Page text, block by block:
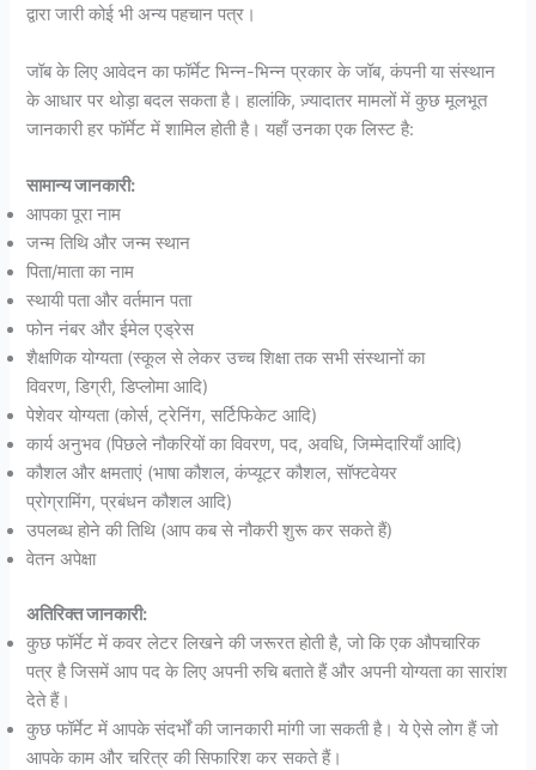
द्वारा जारी कोई भी अन्य पहचान पत्र।
जॉब के लिए आवेदन का फॉर्मेट भिन्न-भिन्न प्रकार के जॉब, कंपनी या संस्थान
के आधार पर थोड़ा बदल सकता है। हालांकि, ज़्यादातर मामलों में कुछ मूलभूत
जानकारी हर फॉर्मेट में शामिल होती है। यहाँ उनका एक लिस्ट है:
सामान्य जानकारी:
आपका पूरा नाम
जन्म तिथि और जन्म स्थान
पिता/माता का नाम
स्थायी पता और वर्तमान पता
फोन नंबर और ईमेल एड्रेस
शैक्षणिक योग्यता (स्कूल से लेकर उच्च शिक्षा तक सभी संस्थानों का
विवरण, डिग्री, डिप्लोमा आदि)
पेशेवर योग्यता (कोर्स, ट्रेनिंग, सर्टिफिकेट आदि)
कार्य अनुभव (पिछले नौकरियों का विवरण, पद, अवधि, जिम्मेदारियाँ आदि)
कौशल और क्षमताएं (भाषा कौशल, कंप्यूटर कौशल, सॉफ्टवेयर
प्रोग्रामिंग, प्रबंधन कौशल आदि)
उपलब्ध होने की तिथि (आप कब से नौकरी शुरू कर सकते हैं)
वेतन अपेक्षा
अतिरिक्त जानकारी:
कुछ फॉर्मेट में कवर लेटर लिखने की जरूरत होती है, जो कि एक औपचारिक
पत्र है जिसमें आप पद के लिए अपनी रुचि बताते हैं और अपनी योग्यता का सारांश
देते हैं।
कुछ फॉर्मेट में आपके संदर्भों की जानकारी मांगी जा सकती है। ये ऐसे लोग हैं जो
आपके काम और चरित्र की सिफारिश कर सकते हैं।